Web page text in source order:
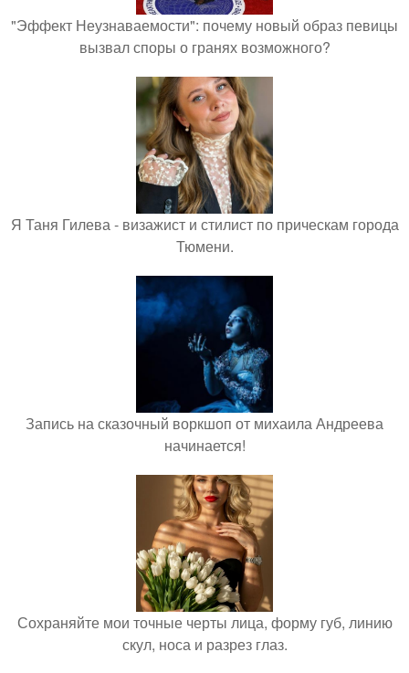
"Эффект Неузнаваемости": почему новый образ певицы
вызвал споры о гранях возможного?
Я Таня Гилева - визажист и стилист по прическам города
Тюмени.
Запись на сказочный воркшоп от михаила Андреева
начинается!
Сохраняйте мои точные черты лица, форму губ, линию
скул, носа и разрез глаз.